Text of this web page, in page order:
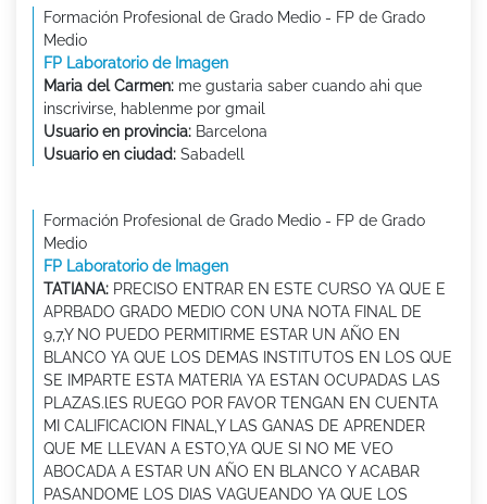
Formación Profesional de Grado Medio - FP de Grado
Medio
FP Laboratorio de Imagen
Maria del Carmen: me gustaria saber cuando ahi que
inscrivirse, hablenme por gmail
Usuario en provincia: Barcelona
Usuario en ciudad: Sabadell
Formación Profesional de Grado Medio - FP de Grado
Medio
FP Laboratorio de Imagen
TATIANA: PRECISO ENTRAR EN ESTE CURSO YA QUE E
APRBADO GRADO MEDIO CON UNA NOTA FINAL DE
9,7,Y NO PUEDO PERMITIRME ESTAR UN AÑO EN
BLANCO YA QUE LOS DEMAS INSTITUTOS EN LOS QUE
SE IMPARTE ESTA MATERIA YA ESTAN OCUPADAS LAS
PLAZAS.lES RUEGO POR FAVOR TENGAN EN CUENTA
MI CALIFICACION FINAL,Y LAS GANAS DE APRENDER
QUE ME LLEVAN A ESTO,YA QUE SI NO ME VEO
ABOCADA A ESTAR UN AÑO EN BLANCO Y ACABAR
PASANDOME LOS DIAS VAGUEANDO YA QUE LOS